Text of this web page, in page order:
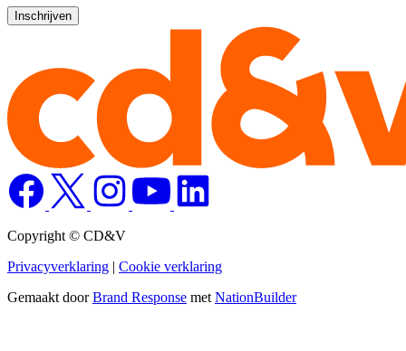
Copyright © CD&V
Privacyverklaring | Cookie verklaring
Gemaakt doorBrand Response met NationBuilder